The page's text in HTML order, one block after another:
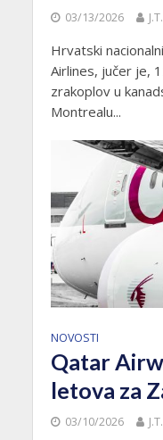
03/13/2026 J.T.
Hrvatski
Airlines, jučer je,
zrakoplov u
Montrealu...
NOVOSTI
Qatar
letova za
03/10/2026 J.T.